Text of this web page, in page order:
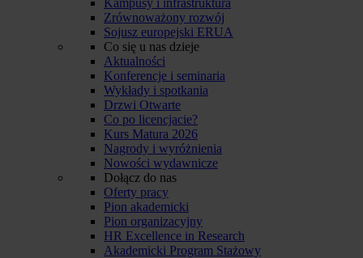
Zrównoważony rozwój
Sojusz europejski ERUA
Co się u nas dzieje
Aktualności
Konferencje i seminaria
Wykłady i spotkania
Drzwi Otwarte
Co po licencjacie?
Kurs Matura 2026
Nagrody i wyróżnienia
Nowości wydawnicze
Dołącz do nas
Oferty pracy
Pion akademicki
Pion organizacyjny
HR Excellence in Research
Akademicki Program Stażowy